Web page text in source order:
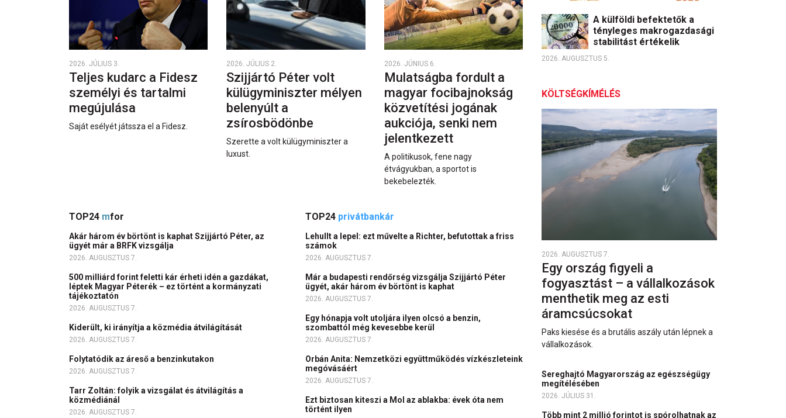
2026. JÚLIUS 3.
Teljes kudarc a Fidesz
személyi és tartalmi
megújulása
Saját esélyét játssza el a Fidesz.
2026. JÚLIUS 2.
Szijjártó Péter volt
külügyminiszter mélyen
belenyúlt a
zsírosbödönbe
Szerette a volt külügyminiszter a
luxust.
2026. JÚNIUS 6.
Mulatságba fordult a
magyar focibajnokság
közvetítési jogának
aukciója, senki nem
jelentkezett
A politikusok, fene nagy
étvágyukban, a sportot is
bekebelezték.
TOP24 mfor
Akár három év börtönt is kaphat Szijjártó Péter, az
ügyét már a BRFK vizsgálja
2026. AUGUSZTUS 7.
500 milliárd forint feletti kár érheti idén a gazdákat,
léptek Magyar Péterék – ez történt a kormányzati
tájékoztatón
2026. AUGUSZTUS 7.
Kiderült, ki irányítja a közmédia átvilágítását
2026. AUGUSZTUS 7.
Folytatódik az áreső a benzinkutakon
2026. AUGUSZTUS 7.
Tarr Zoltán: folyik a vizsgálat és átvilágítás a
közmédiánál
2026. AUGUSZTUS 7.
TOP24 privátbankár
Lehullt a lepel: ezt művelte a Richter, befutottak a friss
számok
2026. AUGUSZTUS 7.
Már a budapesti rendőrség vizsgálja Szijjártó Péter
ügyét, akár három év börtönt is kaphat
2026. AUGUSZTUS 7.
Egy hónapja volt utoljára ilyen olcsó a benzin,
szombattól még kevesebbe kerül
2026. AUGUSZTUS 7.
Orbán Anita: Nemzetközi együttműködés vízkészleteink
megóvásáért
2026. AUGUSZTUS 7.
Ezt biztosan kiteszi a Mol az ablakba: évek óta nem
történt ilyen
A külföldi befektetők a
tényleges makrogazdasági
stabilitást értékelik
2026. AUGUSZTUS 5.
KÖLTSÉGKÍMÉLÉS
2026. AUGUSZTUS 7.
Egy ország figyeli a
fogyasztást – a vállalkozások
menthetik meg az esti
áramcsúcsokat
Paks kiesése és a brutális aszály után lépnek a
vállalkozások.
Sereghajtó Magyarország az egészségügy
megítélésében
2026. JÚLIUS 31.
Több mint 2 millió forintot is spórolhatnak az